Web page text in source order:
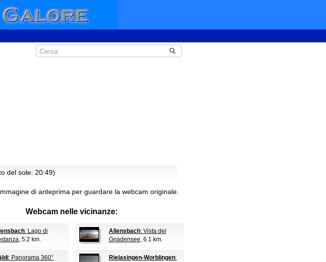
del sole: 20:49)
di anteprima per guardare la webcam originale.
Webcam nelle vicinanze:
: Lago di
, 5.2 km.
Allensbach: Vista del
Gnadensee, 6.1 km.
: Panorama 360°
Rielasingen-Worblingen: